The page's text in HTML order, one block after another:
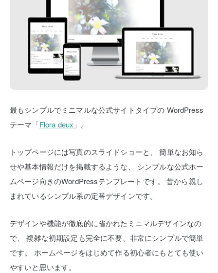
最もシンプルでミニマルな公式サイトタイプの WordPress
テーマ「Flora deux 」。
トップページには写真のスライドショーと、
簡単なお知ら
せや基本情報だけを掲載するような、
シンプルな公式ホー
ムページ向きのWordPressテンプレートです。
昔から親し
まれているシンプル系の定番デザインです。
デザインや機能が徹底的に省かれたミニマルデザインなの
で、
複雑な初期設定も完全に不要、非常にシンプルで簡単
です。
ホームページをはじめて作る初心者にもとても使い
やすいと思います。